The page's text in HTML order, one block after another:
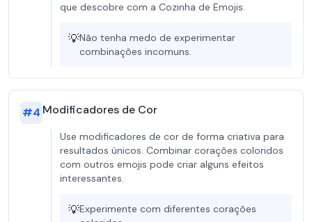
que descobre com a Cozinha de Emojis.
💡Não tenha medo de experimentar
combinações incomuns.
#4 Modificadores de Cor
Use modificadores de cor de forma criativa para
resultados únicos. Combinar corações coloridos
com outros emojis pode criar alguns efeitos
interessantes.
💡Experimente com diferentes corações